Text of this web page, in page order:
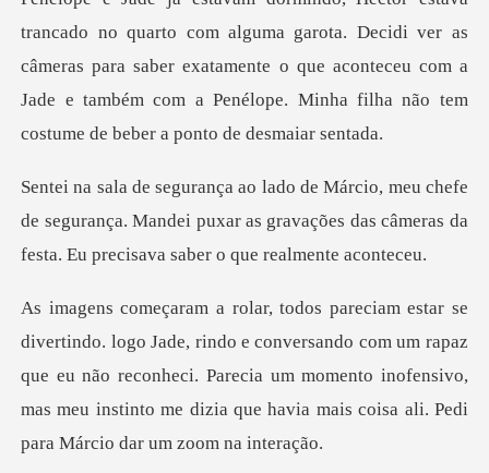
Sair
Baixar App
rota. Decidi ver as
câmeras para saber exatamente o que aconteceu com a
Jade e tamb
fe
de segurança. Mandei puxar as gravações das câmeras
conversando com um rapaz
que eu não reconheci. Parecia um momento inofensivo,
mas meu